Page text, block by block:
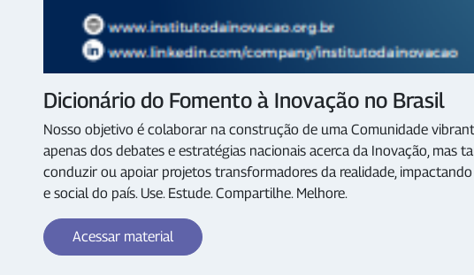
Dicionário do Fomento à Inovação no Brasil
Nosso objetivo é colaborar na construção de uma Comunidade
apenas dos debates e estratégias nacionais acerca da Inovação, mas
conduzir ou apoiar projetos transformadores da realidade,
e social do país. Use. Estude. Compartilhe. Melhore.
Acessar material